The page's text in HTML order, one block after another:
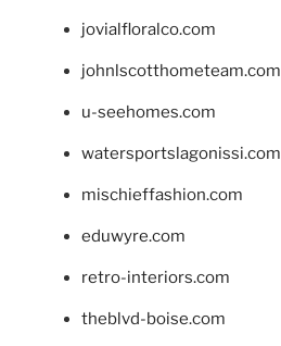
jovialfloralco.com
johnlscotthometeam.com
u-seehomes.com
watersportslagonissi.com
mischieffashion.com
eduwyre.com
retro-interiors.com
theblvd-boise.com